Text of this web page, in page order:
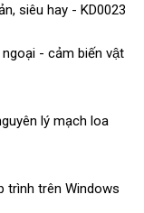
siêu hay - KD0023
- cảm biến vật
lý mạch loa
trình trên Windows